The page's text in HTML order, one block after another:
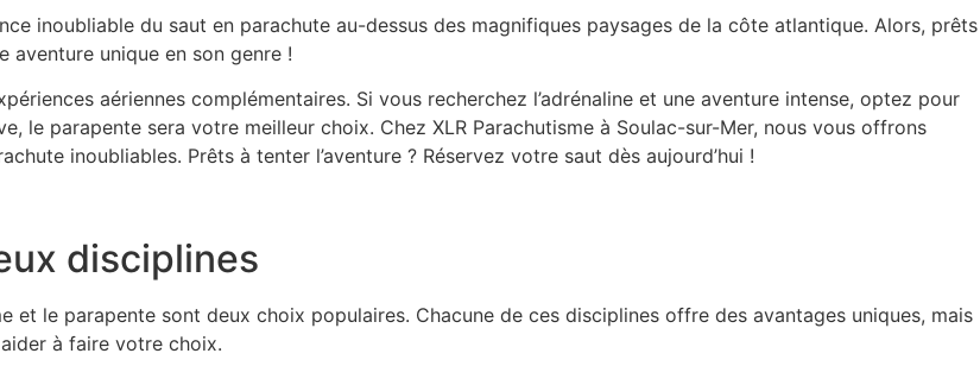
inoubliable du saut en parachute au-dessus des magnifiques paysages de la côte atlantique. Alors, prêts
aventure unique en son genre !
aériennes complémentaires. Si vous recherchez l’adrénaline et une aventure intense, optez pour
le parapente sera votre meilleur choix. Chez XLR Parachutisme à Soulac-sur-Mer, nous vous offrons
inoubliables. Prêts à tenter l’aventure ? Réservez votre saut dès aujourd’hui !
disciplines
et le parapente sont deux choix populaires. Chacune de ces disciplines offre des avantages uniques, mais
à faire votre choix.